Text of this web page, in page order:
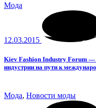
Мода
12.03.2015
Kiev Fashion Industry Forum —
индустрии на пути к
Мода, Новости моды